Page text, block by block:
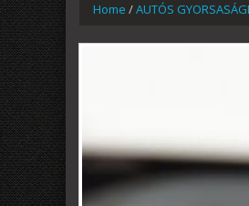
Home /AUTÓS